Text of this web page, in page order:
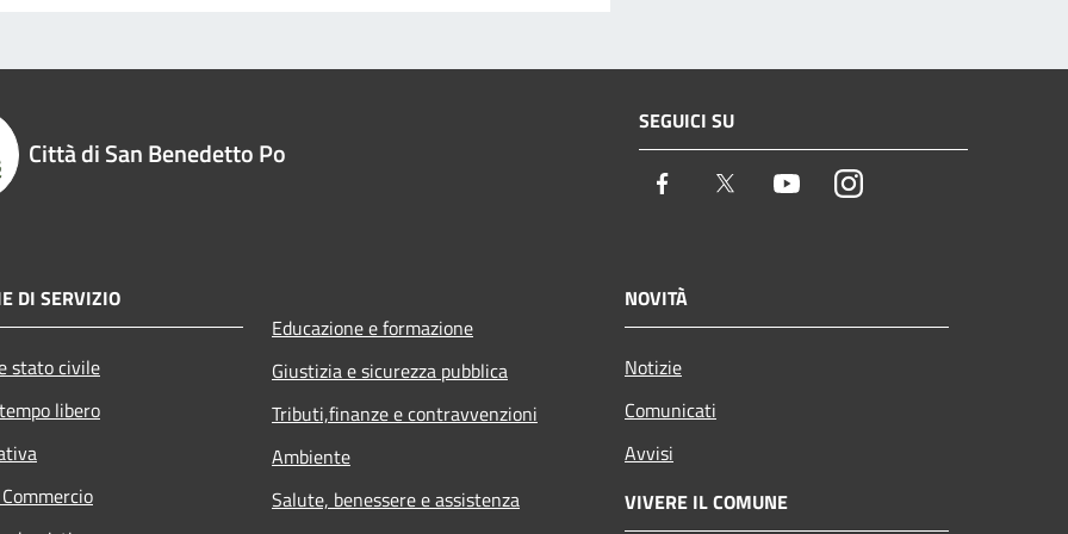
Città di San Benedetto Po
SEGUICI SU
Facebook Twitter YoutubeInstagram
DI SERVIZIO
stato civile
libero
Educazione e formazione
Giustizia e sicurezza pubblica
Tributi,finanze e contravvenzioni
Ambiente
Salute, benessere e assistenza
NOVITÀ
Notizie
Comunicati
Avvisi
VIVERE IL COMUNE